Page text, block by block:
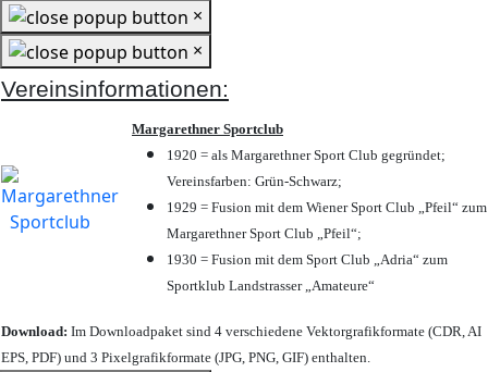
×
×
Vereinsinformationen:
Margarethner Sportclub
1920 = als Margarethner Sport Club gegründet;
Vereinsfarben: Grün-Schwarz;
1929 = Fusion mit dem Wiener Sport Club „Pfeil“ zum
Margarethner Sport Club „Pfeil“;
1930 = Fusion mit dem Sport Club „Adria“ zum
Sportklub Landstrasser „Amateure“
Download: Im Downloadpaket sind 4 verschiedene Vektorgrafikformate (CDR, AI
EPS, PDF) und 3 Pixelgrafikformate (JPG, PNG, GIF) enthalten.